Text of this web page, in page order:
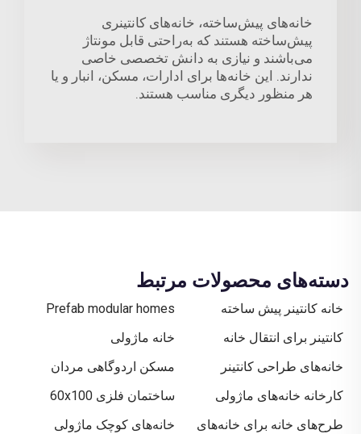
خانه‌های پیش‌ساخته، خانه‌های کانتینری
پیش‌ساخته هستند که به‌راحتی قابل مونتاژ
می‌باشند و نیازی به دانش تخصصی خاصی
ندارند. این خانه‌ها برای ادارات، مسکن، انبار و یا
هر منظور دیگری مناسب هستند.
دسته‌های محصولات مرتبط
خانه کانتینر پیش ساخته
Prefab modular homes
کانتینر برای انتقال خانه
خانه ماژولی
خانه‌های طراحی کانتینر
مسکن اردوگاهی مردان
کارخانه خانه‌های ماژولی
ساختمان فلزی 60x100
طرح‌های خانه برای خانه‌های
خانه‌های کوچک ماژولی